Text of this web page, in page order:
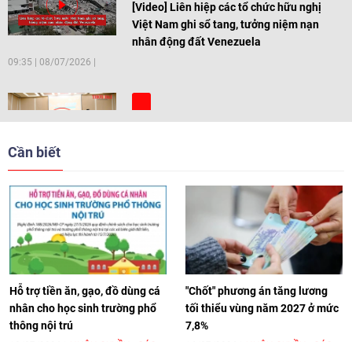
[Video] Liên hiệp các tổ chức hữu nghị
Việt Nam ghi sổ tang, tưởng niệm nạn
nhân động đất Venezuela
09:35 08/07/2026
[Video] Trẻ em Đông Á cùng kiến tạo
[Video] Âm nhạc flamenco gắn kết văn
hoá Việt Nam - Tây Ban Nha
11:10 17/06/2026
[Video] Trao tặng Kỷ niệm chương "Vì
Cần biết
Hỗ trợ tiền ăn, gạo, đồ dùng cá
nhân cho học sinh trường phổ
thông nội trú
"Chốt" phương án tăng lương
tối thiểu vùng năm 2027 ở mức
7,8%